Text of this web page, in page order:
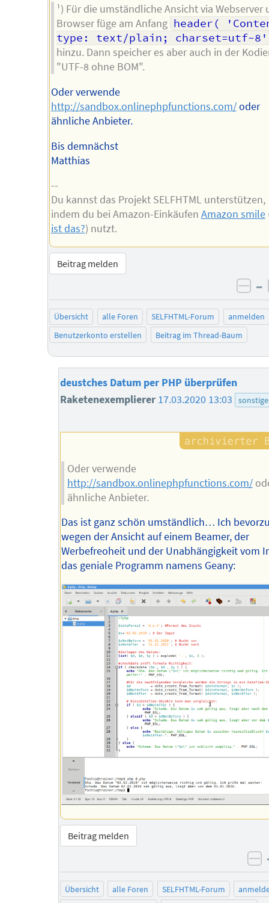
¹) Für die umständliche Ansicht via Webserver
Browser füge am Anfang header(
type: text/plain; charset=utf-
hinzu. Dann speicher es aber auch in der
"UTF-8 ohne BOM".
Oder verwende
http://sandbox.onlinephpfunctions.com/oder
ähnliche Anbieter.
Bis demnächst
Matthias
--
Du kannst das Projekt SELFHTML unterstützen,
indem du bei Amazon-Einkäufen Amazon smile
ist das?) nutzt.
Beitrag melden
–
Übersicht alle Foren SELFHTML-Forum
anmelden
Benutzerkonto erstellen
Beitrag im Thread-Baum
deustches Datum per PHP überprüfen
Raketenexemplierer 17.03.2020 13:03
Oder verwende
http://sandbox.onlinephpfunctions.com/
ähnliche Anbieter.
Das ist ganz schön umständlich… Ich
wegen der Ansicht auf einem Beamer, der
Werbefreoheit und der Unabhängigkeit vom
das geniale Programm namens Geany:
Beitrag melden
Übersicht alle Foren SELFHTML-Forum